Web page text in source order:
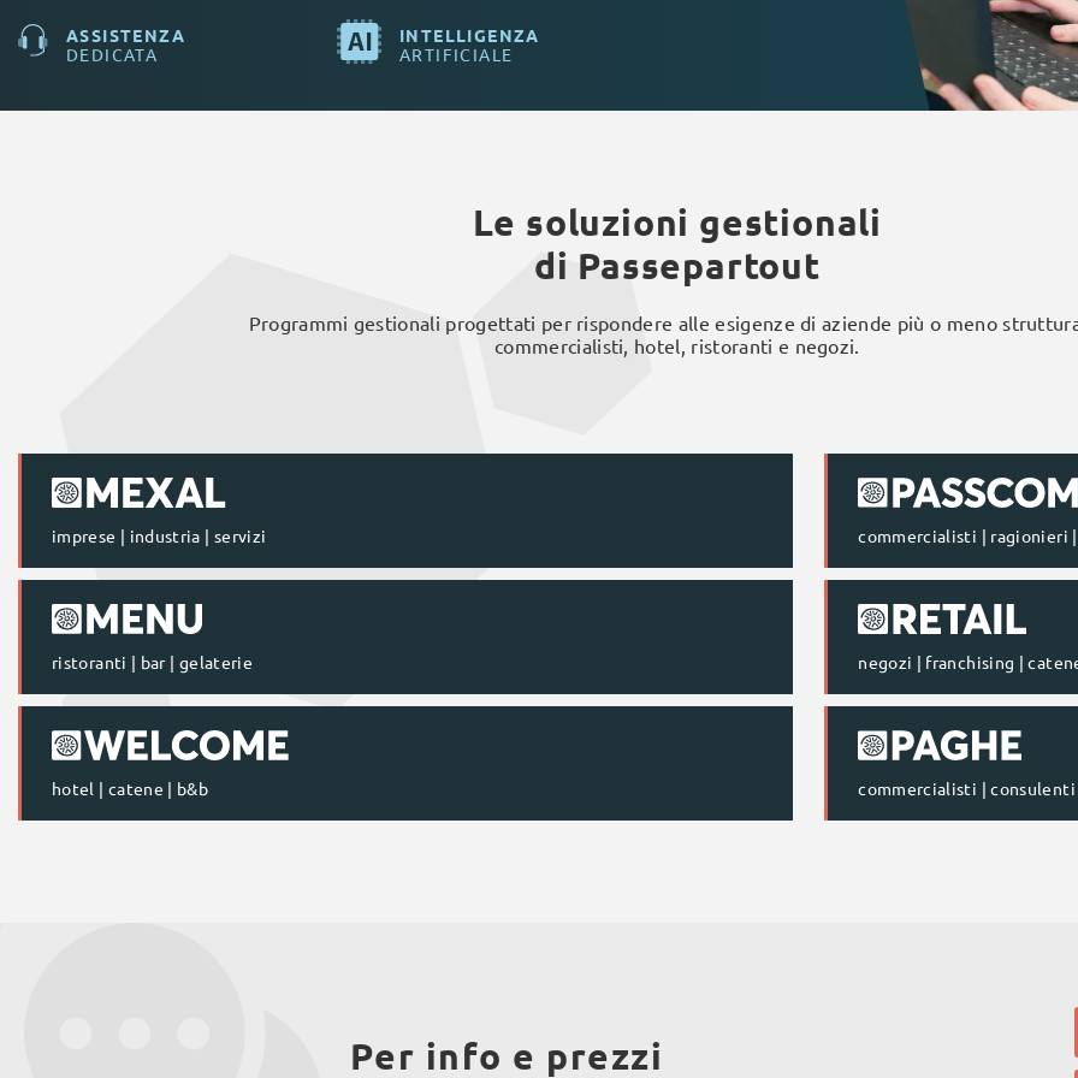
ASSISTENZA
DEDICATA
INTELLIGENZA
ARTIFICIALE
Le soluzioni gestionali
di Passepartout
Programmi gestionali progettati per rispondere alle esigenze di aziende più o meno
commercialisti, hotel, ristoranti e negozi.
imprese | industria | servizi commercialisti | ragionieri
ristoranti | bar | gelaterie negozi | franchising |
hotel | catene | b&b commercialisti | consulenti
Per info e prezzi